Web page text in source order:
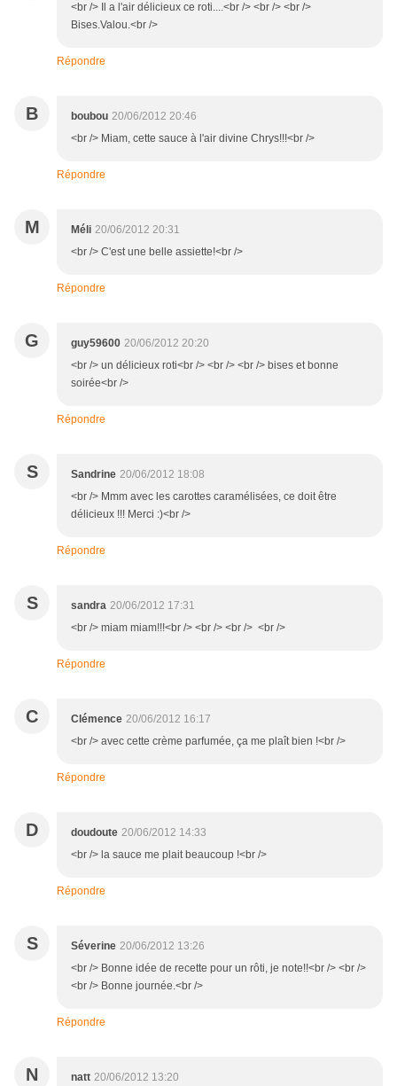
<br /> Il a l'air délicieux ce roti....<br /> <br /> <br />
Bises.Valou.<br />
Répondre
B boubou 20/06/2012 20:46
<br /> Miam, cette sauce à l'air divine Chrys!!!<br />
Répondre
M Méli 20/06/2012 20:31
<br /> C'est une belle assiette!<br />
Répondre
G guy59600 20/06/2012 20:20
<br /> un délicieux roti<br /> <br /> <br /> bises et bonne
soirée<br />
Répondre
S Sandrine 20/06/2012 18:08
<br /> Mmm avec les carottes caramélisées, ce doit être
délicieux !!! Merci :)<br />
Répondre
S sandra 20/06/2012 17:31
<br /> miam miam!!!<br /> <br /> <br /> <br />
Répondre
C Clémence 20/06/2012 16:17
<br /> avec cette crème parfumée, ça me plaît bien !<br />
Répondre
D doudoute 20/06/2012 14:33
<br /> la sauce me plait beaucoup !<br />
Répondre
S Séverine 20/06/2012 13:26
<br /> Bonne idée de recette pour un rôti, je note!!<br /> <br />
<br /> Bonne journée.<br />
Répondre
N natt 20/06/2012 13:20